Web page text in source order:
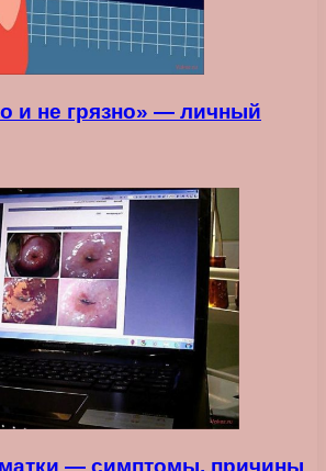
и не грязно» — личный
— симптомы, причины